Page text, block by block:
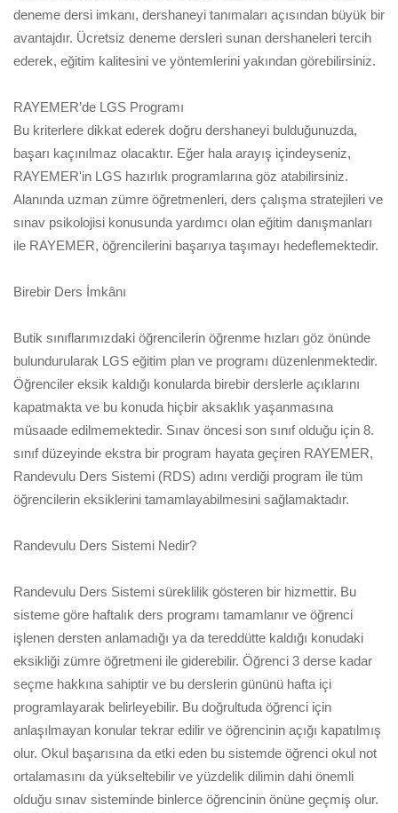
deneme dersi imkanı, dershaneyi tanımaları açısından büyük bir
avantajdır. Ücretsiz deneme dersleri sunan dershaneleri tercih
ederek, eğitim kalitesini ve yöntemlerini yakından görebilirsiniz.
RAYEMER’de LGS Programı
Bu kriterlere dikkat ederek doğru dershaneyi bulduğunuzda,
başarı kaçınılmaz olacaktır. Eğer hala arayış içindeyseniz,
RAYEMER'in LGS hazırlık programlarına göz atabilirsiniz.
Alanında uzman zümre öğretmenleri, ders çalışma stratejileri ve
sınav psikolojisi konusunda yardımcı olan eğitim danışmanları
ile RAYEMER, öğrencilerini başarıya taşımayı hedeflemektedir.
Birebir Ders İmkânı
Butik sınıflarımızdaki öğrencilerin öğrenme hızları göz önünde
bulundurularak LGS eğitim plan ve programı düzenlenmektedir.
Öğrenciler eksik kaldığı konularda birebir derslerle açıklarını
kapatmakta ve bu konuda hiçbir aksaklık yaşanmasına
müsaade edilmemektedir. Sınav öncesi son sınıf olduğu için 8.
sınıf düzeyinde ekstra bir program hayata geçiren RAYEMER,
Randevulu Ders Sistemi (RDS) adını verdiği program ile tüm
öğrencilerin eksiklerini tamamlayabilmesini sağlamaktadır.
Randevulu Ders Sistemi Nedir?
Randevulu Ders Sistemi süreklilik gösteren bir hizmettir. Bu
sisteme göre haftalık ders programı tamamlanır ve öğrenci
işlenen dersten anlamadığı ya da tereddütte kaldığı konudaki
eksikliği zümre öğretmeni ile giderebilir. Öğrenci 3 derse kadar
seçme hakkına sahiptir ve bu derslerin gününü hafta içi
programlayarak belirleyebilir. Bu doğrultuda öğrenci için
anlaşılmayan konular tekrar edilir ve öğrencinin açığı kapatılmış
olur. Okul başarısına da etki eden bu sistemde öğrenci okul not
ortalamasını da yükseltebilir ve yüzdelik dilimin dahi önemli
olduğu sınav sisteminde binlerce öğrencinin önüne geçmiş olur.